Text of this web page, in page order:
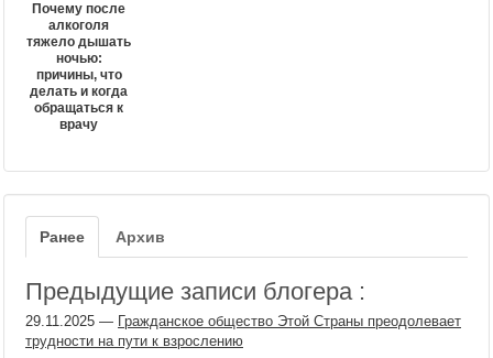
Почему после
алкоголя
тяжело дышать
ночью:
причины, что
делать и когда
обращаться к
врачу
Ранее Архив
Предыдущие записи блогера :
29.11.2025 — Гражданское общество Этой Страны преодолевает
трудности на пути к взрослению